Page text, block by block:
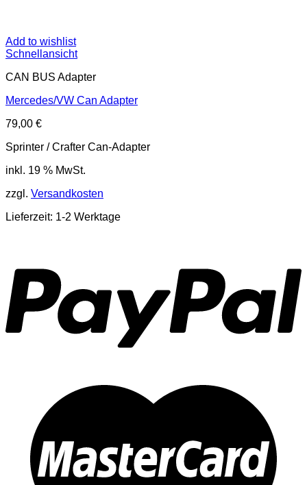
Add to wishlist
Schnellansicht
CAN BUS Adapter
Mercedes/VW Can Adapter
79,00 €
Sprinter / Crafter Can-Adapter
inkl. 19 % MwSt.
zzgl. Versandkosten
Lieferzeit: 1-2 Werktage